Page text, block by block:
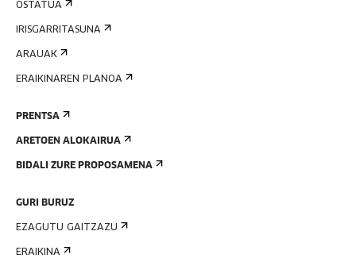
OSTATUA
IRISGARRITASUNA
ARAUAK
ERAIKINAREN PLANOA
PRENTSA
ARETOEN ALOKAIRUA
BIDALI ZURE PROPOSAMENA
GURI BURUZ
EZAGUTU GAITZAZU
ERAIKINA